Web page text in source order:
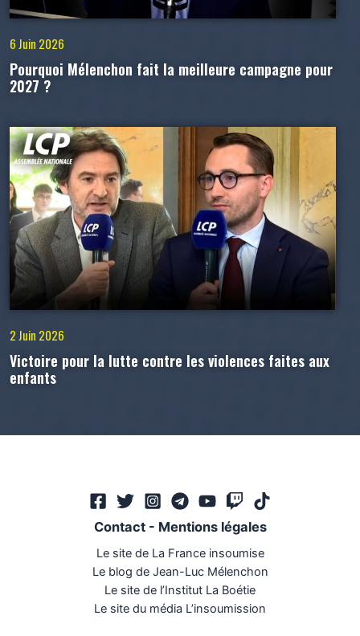
6 Juin 2026
Pourquoi Mélenchon fait la meilleure campagne pour
2027 ?
2 Juin 2026
Victoire pour la lutte contre les violences faites aux
enfants
Contact- Mentions légales
Le site de La France insoumise
Le blog de Jean-Luc Mélenchon
Le site de l’Institut La Boétie
Le site du média L’insoumission